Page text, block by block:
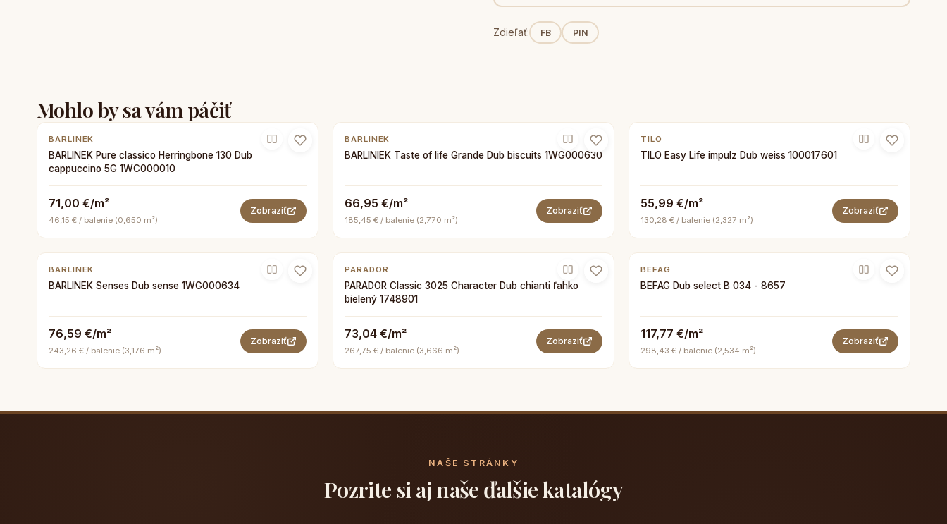
Zdieľať: FB PIN
Mohlo by sa vám páčiť
BARLINEK
BARLINEK Pure classico Herringbone 130 Dub
cappuccino 5G 1WC000010
71,00 €/m²
46,15 € / balenie (0,650 m²)
Zobraziť
BARLINEK
BARLINIEK Taste of life Grande Dub biscuits 1WG000630
66,95 €/m²
185,45 € / balenie (2,770 m²)
Zobraziť
TILO
TILO Easy Life impulz Dub weiss 100017601
55,99 €/m²
130,28 € / balenie (2,327 m²)
Zobraziť
BARLINEK
BARLINEK Senses Dub sense 1WG000634
76,59 €/m²
243,26 € / balenie (3,176 m²)
Zobraziť
PARADOR
PARADOR Classic 3025 Character Dub chianti ľahko
bielený 1748901
73,04 €/m²
267,75 € / balenie (3,666 m²)
Zobraziť
BEFAG
BEFAG Dub select B 034 - 8657
117,77 €/m²
298,43 € / balenie (2,534 m²)
Zobraziť
NAŠE STRÁNKY
Pozrite si aj naše ďalšie katalógy